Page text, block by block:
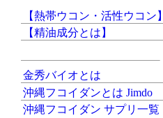
【熱帯ウコン・活性ウコン】
【精油成分とは】
金秀バイオとは
沖縄フコイダンとは Jimdo
沖縄フコイダン サプリ一覧